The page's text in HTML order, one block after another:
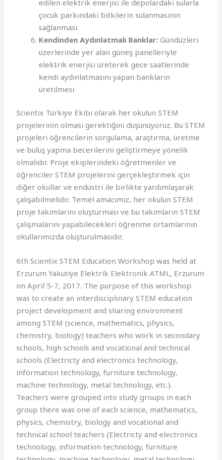
edilen elektrik enerjisi ile depolardaki sularla
çocuk parkındaki bitkilerin sulanmasının
sağlanması
Kendinden Aydınlatmalı Banklar:Gündüzleri
üzerlerinde yer alan güneş panelleriyle
elektrik enerjisi üreterek gece saatlerinde
kendi aydınlatmasını yapan bankların
üretilmesi
Scientix Türkiye Ekibi olarak her okulun STEM
projelerinin olması gerektiğini düşünüyoruz. Bu STEM
projeleri öğrencilerin sorgulama, araştırma, üretme
ve buluş yapma becerilerini geliştirmeye yönelik
olmalıdır. Proje ekiplerindeki öğretmenler ve
öğrenciler STEM projelerini gerçekleştirmek için
diğer okullar ve endüstri ile birlikte yardımlaşarak
çalışabilmelidir. Temel amacımız, her okulun STEM
proje takımlarını oluşturması ve bu takımların STEM
çalışmalarını yapabilecekleri öğrenme ortamlarının
okullarımızda oluşturulmasıdır.
6th Scientix STEM Education Workshop was held at
Erzurum Yakutiye Elektrik Elektronik ATML, Erzurum
on April 5-7, 2017. The purpose of this workshop
was to create an interdisciplinary STEM education
project development and sharing environment
among STEM (science, mathematics, physics,
chemistry, biology) teachers who work in secondary
schools, high schools and vocational and technical
schools (Electricty and electronics technology,
information technology, furniture technology,
machine technology, metal technology, etc.).
Teachers were grouped into study groups in each
group there was one of each science, mathematics,
physics, chemistry, biology and vocational and
technical school teachers (Electricty and electronics
technology, information technology, furniture